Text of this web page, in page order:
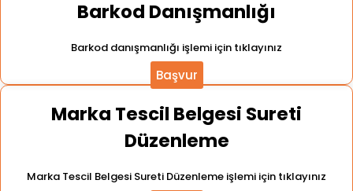
Barkod Danışmanlığı
Barkod danışmanlığı işlemi için tıklayınız
Başvur
Marka Tescil Belgesi Sureti
Düzenleme
Marka Tescil Belgesi Sureti Düzenleme işlemi için tıklayınız